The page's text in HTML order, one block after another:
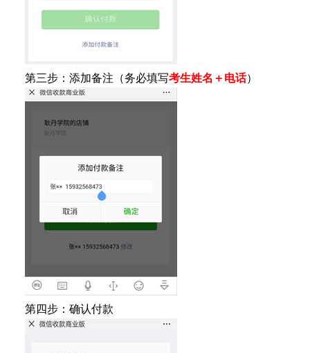
第三步：添加备注（务必填写考生姓名＋电话）
第四步：确认付款